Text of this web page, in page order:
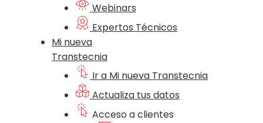
Webinars
Expertos Técnicos
Mi nueva
Transtecnia
Ir a Mi nueva Transtecnia
Actualiza tus datos
Acceso a clientes